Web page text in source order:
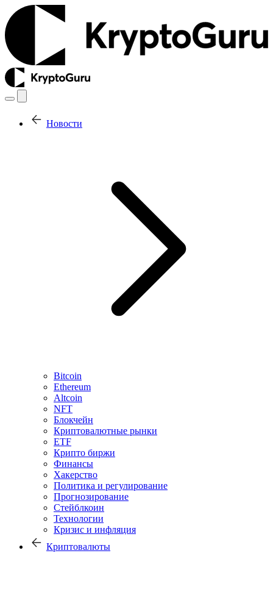
Новости
Bitcoin
Ethereum
Altcoin
NFT
Блокчейн
Криптовалютные рынки
ETF
Крипто биржи
Финансы
Хакерство
Политика и регулирование
Прогнозирование
Стейблкоин
Технологии
Кризис и инфляция
Криптовалюты